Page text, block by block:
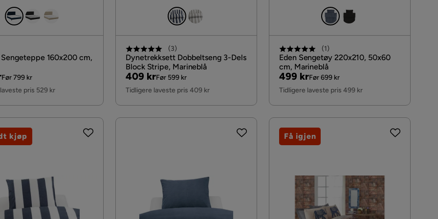
Sengeteppe 160x200 cm,
Før 799 kr
pris 529 kr
(3)
Dynetrekksett Dobbeltseng 3-Dels
Block Stripe, Marineblå
Pris
409 kr
Original
Pris
Før 599 kr
Tidligere laveste pris 409 kr
(1)
Eden Sengetøy 220x210, 50x60
cm, Marineblå
Pris
499 kr
Original
Pris
Før 699 kr
Tidligere laveste pris 499 kr
kjøp Få igjen